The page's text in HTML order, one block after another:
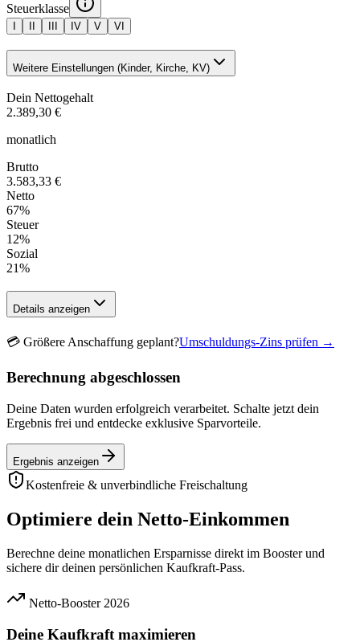
Steuerklasse
IV V VI
Weitere Einstellungen (Kinder, Kirche, KV)
Dein Nettogehalt
2.389,30 €
monatlich
Brutto
3.583,33 €
Netto
67%
Steuer
12%
Sozial
21%
Details anzeigen
💳 Größere Anschaffung geplant?Umschuldungs-Zins prüfen →
Berechnung abgeschlossen
Deine Daten wurden erfolgreich verarbeitet. Schalte jetzt dein
Ergebnis frei und entdecke exklusive Sparvorteile.
Ergebnis anzeigen
Kostenfreie & unverbindliche Freischaltung
Optimiere dein Netto-Einkommen
Berechne deine monatlichen Ersparnisse direkt im Booster und
sichere dir deinen persönlichen Kaufkraft-Pass.
Netto-Booster 2026
Deine Kaufkraft maximieren